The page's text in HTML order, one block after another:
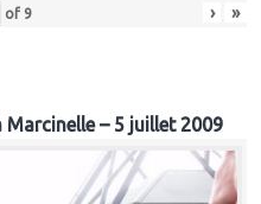
of 9 › »
Marcinelle – 5 juillet 2009